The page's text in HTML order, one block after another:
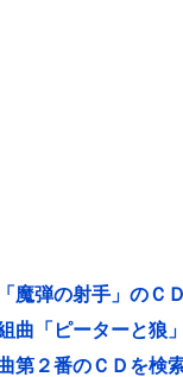
魔弾の射手」のＣ
曲「ピーターと狼
第２番のＣＤを検